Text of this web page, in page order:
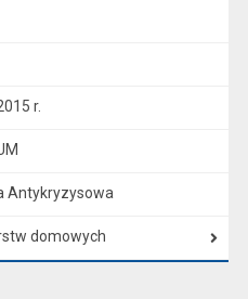
r.
Antykryzysowa
domowych